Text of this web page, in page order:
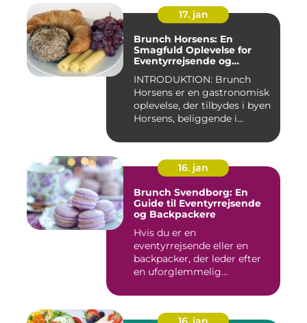
17. jan
Brunch Horsens: En
Smagfuld Oplevelse for
Eventyrrejsende og
INTRODUKTION: Brunch
Horsens er en gastronomisk
oplevelse, der tilbydes i byen
Horsens, beliggende i...
16. jan
Brunch Svendborg: En
Guide til Eventyrrejsende
og Backpackere
Hvis du er en
eventyrrejsende eller en
backpacker, der leder efter
en uforglemmelig